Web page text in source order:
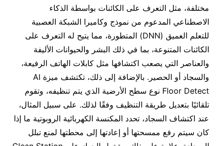
مختلفة، مثل التعرف على الكائنات بواسطة الذكاء
الاصطناعي المدعوم من نموذج وكاميرا الشبكة العصبية
للتعلم العميق (DNN) المتطورة، مما يتيح له التعرف على
الكائنات المتنوعة، بما في ذلك البشر والحيوانات الأليفة
والعناصر التي يصعب اكتشافها مثل كابلات الهاتف الرفيعة،
والسجاد أو الحصير. بالإضافة إلى ذلك، تكتشف ميزة AI
Floor Detect نوع سطح الأرضية الذي يتم تنظيفه، وتقوم
تلقائيًا بتعديل طريقة التنظيف وفقًا لذلك. على سبيل المثال،
عند اكتشاف السجاد، تحدد المكنسة الكهربائية الروبوتية ما إذا
كان سيتم رفع ممسحتها أو إعادتها إلى محطتها لمنع تبلل